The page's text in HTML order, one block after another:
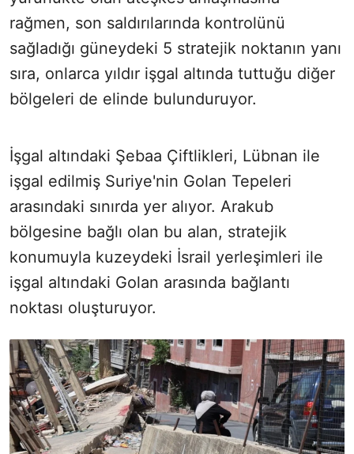
rağmen, son saldırılarında kontrolünü
sağladığı güneydeki 5 stratejik noktanın yanı
sıra, onlarca yıldır işgal altında tuttuğu diğer
bölgeleri de elinde bulunduruyor.
İşgal altındaki Şebaa Çiftlikleri, Lübnan ile
işgal edilmiş Suriye'nin Golan Tepeleri
arasındaki sınırda yer alıyor. Arakub
bölgesine bağlı olan bu alan, stratejik
konumuyla kuzeydeki İsrail yerleşimleri ile
işgal altındaki Golan arasında bağlantı
noktası oluşturuyor.